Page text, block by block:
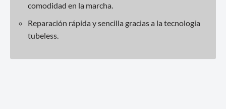
comodidad en la marcha.
Reparación rápida y sencilla gracias a la tecnología
tubeless.